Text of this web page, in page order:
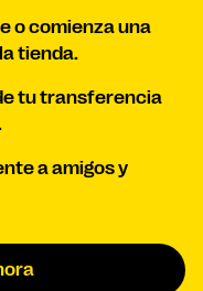
o comienza una
tienda.
tu transferencia
a amigos y